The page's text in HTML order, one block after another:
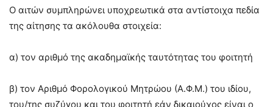
Ο αιτών συμπληρώνει υποχρεωτικά στα αντίστοιχα πεδία
της αίτησης τα ακόλουθα στοιχεία:
α) τον αριθμό της ακαδημαϊκής ταυτότητας του φοιτητή
β) τον Αριθμό Φορολογικού Μητρώου (Α.Φ.Μ.) του ιδίου,
του/της συζύγου και του φοιτητή εάν δικαιούχος είναι ο